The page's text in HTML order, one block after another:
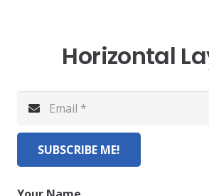
Horizontal
SUBSCRIBE ME!